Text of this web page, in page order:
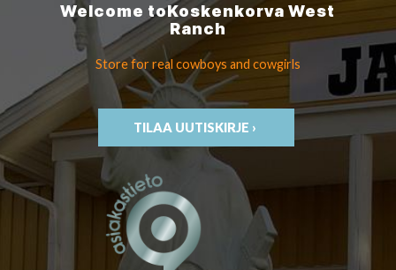
Welcome toKoskenkorvaWest
Ranch
Store for real cowboys and cowgirls
TILAA UUTISKIRJE ›